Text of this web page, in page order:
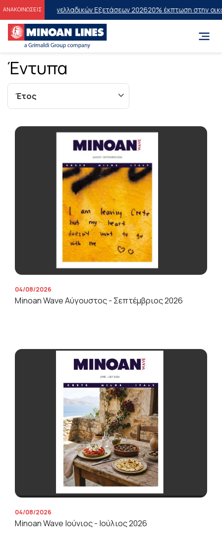
ΑΝΑΚΟΙΝΩΣΕΙΣ
Πανελλαδικών Εξετάσεων 202620% έκπτωση στην οικονομική
Έντυπα
04/08/2026
Minoan Wave Αύγουστος - Σεπτέμβριος 2026
04/08/2026
Minoan Wave Ιούνιος - Ιούλιος 2026